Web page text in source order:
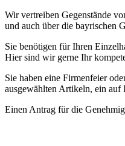
Wir vertreiben Gegenstände
und auch über die bayrischen
Sie benötigen für Ihren
Hier sind wir gerne Ihr
Sie haben eine Firmenfeier
ausgewählten Artikeln, ein auf
Einen Antrag für die